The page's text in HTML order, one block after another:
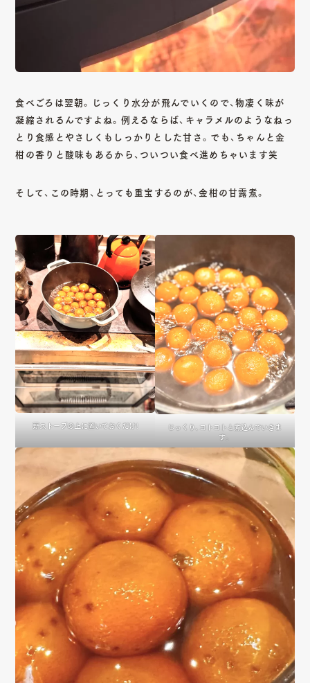
食べごろは翌朝。じっくり水分が飛んでいくので、物凄く味が
凝縮されるんですよね。例えるならば、キャラメルのようなねっ
とり食感とやさしくもしっかりとした甘さ。でも、ちゃんと金
柑の香りと酸味もあるから、ついつい食べ進めちゃいます笑
そして、この時期、とっても重宝するのが、金柑の甘露煮。
薪ストーブの上に置いておくだけ！
じっくり、コトコトと煮込んでいきま
す。